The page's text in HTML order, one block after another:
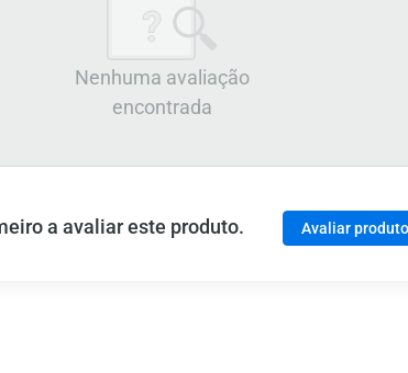
Nenhuma avaliação
encontrada
a avaliar este produto. Avaliar produto